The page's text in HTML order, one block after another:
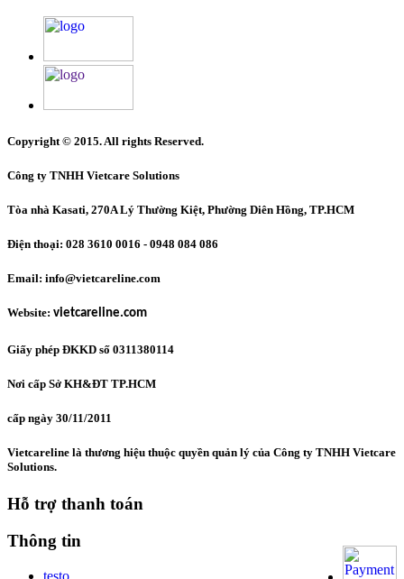
Copyright © 2015. All rights Reserved.
Công ty TNHH Vietcare Solutions
Tòa nhà Kasati, 270A Lý Thường Kiệt, Phường Diên Hồng, TP.HCM
Điện thoại: 028 3610 0016 - 0948 084 086
Email: info@vietcareline.com
Website: vietcareline.com
Giấy phép ĐKKD số 0311380114
Nơi cấp Sở KH&ĐT TP.HCM
cấp ngày 30/11/2011
Vietcareline là thương hiệu thuộc quyền quản lý của Công ty TNHH Vietcare
Solutions.
Hỗ trợ thanh toán
Thông tin
testo